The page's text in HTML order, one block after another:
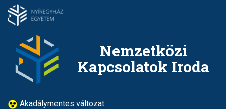
Ugrás
Nemzetközi
Kapcsolatok Iroda
Akadálymentes változat